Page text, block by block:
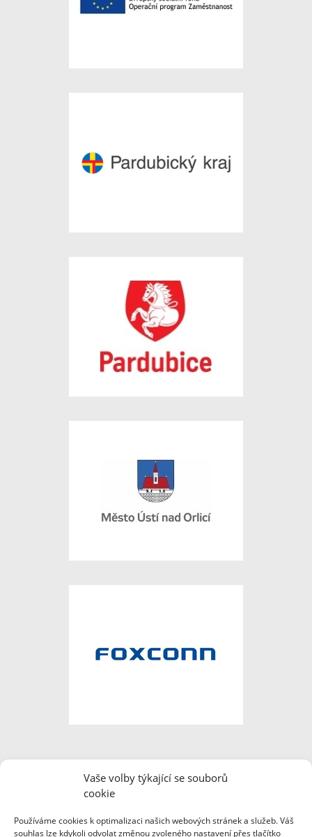
Vaše volby týkající se souborů
cookie
Používáme cookies k optimalizaci našich webových stránek a služeb. Váš
souhlas lze kdykoli odvolat změnou zvoleného nastavení přes tlačítko